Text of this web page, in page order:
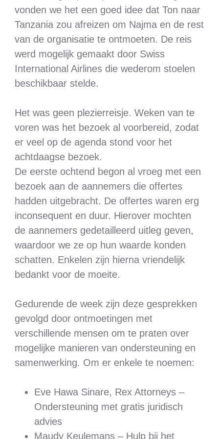
vonden we het een goed idee dat Ton naar
Tanzania zou afreizen om Najma en de rest
van de organisatie te ontmoeten. De reis
werd mogelijk gemaakt door Swiss
International Airlines die wederom stoelen
beschikbaar stelde.
Het was geen plezierreisje. Weken van te
voren was het bezoek al voorbereid, zodat
er veel op de agenda stond voor het
achtdaagse bezoek.
De eerste ochtend begon al vroeg met een
bezoek aan de aannemers die offertes
hadden uitgebracht. De offertes waren erg
inconsequent en duur. Hierover mochten
de aannemers gedetailleerd uitleg geven,
waardoor we ze op hun waarde konden
schatten. Enkelen zijn hierna vriendelijk
bedankt voor de moeite.
Gedurende de week zijn deze gesprekken
gevolgd door ontmoetingen met
verschillende mensen om te praten over
mogelijke manieren van ondersteuning en
samenwerking. Om er enkele te noemen:
Eve Hawa Sinare, Rex Attorneys –
Ondersteuning met gratis juridisch
advies
Maudy Keulemans – Hulp bij het